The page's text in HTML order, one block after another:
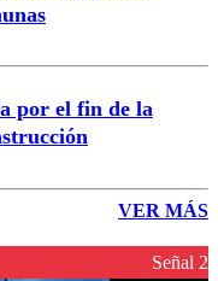
por el fin de la
VER MÁS
Señal 2